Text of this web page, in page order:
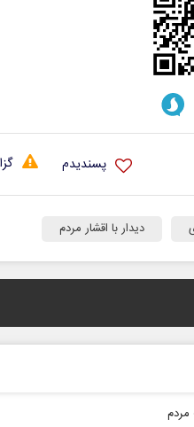
پسندیدم
دیدار با اقشار مردم
مردم